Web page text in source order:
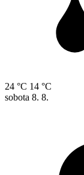
24 °C 14 °C
sobota 8. 8.